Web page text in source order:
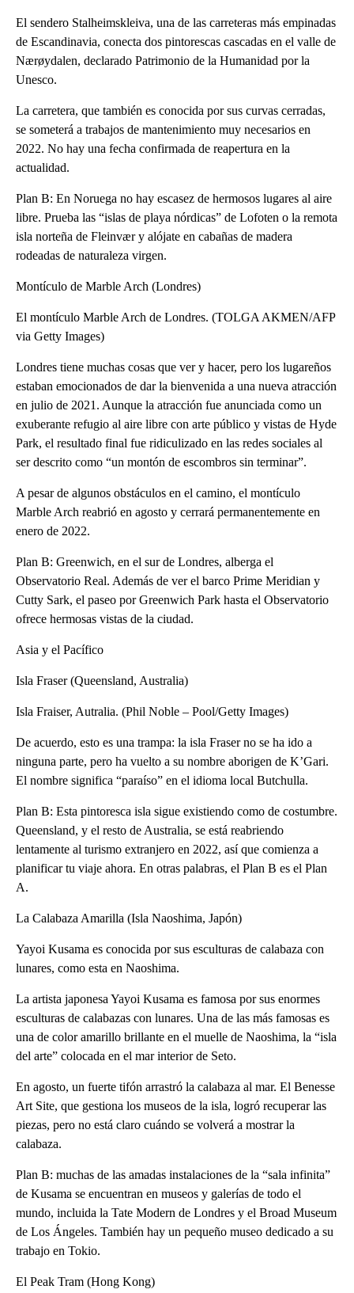
El sendero Stalheimskleiva, una de las carreteras más empinadas
de Escandinavia, conecta dos pintorescas cascadas en el valle de
Nærøydalen, declarado Patrimonio de la Humanidad por la
Unesco.
La carretera, que también es conocida por sus curvas cerradas,
se someterá a trabajos de mantenimiento muy necesarios en
2022. No hay una fecha confirmada de reapertura en la
actualidad.
Plan B: En Noruega no hay escasez de hermosos lugares al aire
libre. Prueba las “islas de playa nórdicas” de Lofoten o la remota
isla norteña de Fleinvær y alójate en cabañas de madera
rodeadas de naturaleza virgen.
Montículo de Marble Arch (Londres)
El montículo Marble Arch de Londres. (TOLGA AKMEN/AFP
via Getty Images)
Londres tiene muchas cosas que ver y hacer, pero los lugareños
estaban emocionados de dar la bienvenida a una nueva atracción
en julio de 2021. Aunque la atracción fue anunciada como un
exuberante refugio al aire libre con arte público y vistas de Hyde
Park, el resultado final fue ridiculizado en las redes sociales al
ser descrito como “un montón de escombros sin terminar”.
A pesar de algunos obstáculos en el camino, el montículo
Marble Arch reabrió en agosto y cerrará permanentemente en
enero de 2022.
Plan B: Greenwich, en el sur de Londres, alberga el
Observatorio Real. Además de ver el barco Prime Meridian y
Cutty Sark, el paseo por Greenwich Park hasta el Observatorio
ofrece hermosas vistas de la ciudad.
Asia y el Pacífico
Isla Fraser (Queensland, Australia)
Isla Fraiser, Autralia. (Phil Noble – Pool/Getty Images)
De acuerdo, esto es una trampa: la isla Fraser no se ha ido a
ninguna parte, pero ha vuelto a su nombre aborigen de K’Gari.
El nombre significa “paraíso” en el idioma local Butchulla.
Plan B: Esta pintoresca isla sigue existiendo como de costumbre.
Queensland, y el resto de Australia, se está reabriendo
lentamente al turismo extranjero en 2022, así que comienza a
planificar tu viaje ahora. En otras palabras, el Plan B es el Plan
A.
La Calabaza Amarilla (Isla Naoshima, Japón)
Yayoi Kusama es conocida por sus esculturas de calabaza con
lunares, como esta en Naoshima.
La artista japonesa Yayoi Kusama es famosa por sus enormes
esculturas de calabazas con lunares. Una de las más famosas es
una de color amarillo brillante en el muelle de Naoshima, la “isla
del arte” colocada en el mar interior de Seto.
En agosto, un fuerte tifón arrastró la calabaza al mar. El Benesse
Art Site, que gestiona los museos de la isla, logró recuperar las
piezas, pero no está claro cuándo se volverá a mostrar la
calabaza.
Plan B: muchas de las amadas instalaciones de la “sala infinita”
de Kusama se encuentran en museos y galerías de todo el
mundo, incluida la Tate Modern de Londres y el Broad Museum
de Los Ángeles. También hay un pequeño museo dedicado a su
trabajo en Tokio.
El Peak Tram (Hong Kong)